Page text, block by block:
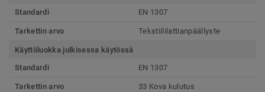
Standardi
EN 1307
Tarkettin arvo Tekstiililattianpäällyste
Käyttöluokka julkisessa käytössä
Standardi
EN 1307
Tarkettin arvo 33 Kova kulutus